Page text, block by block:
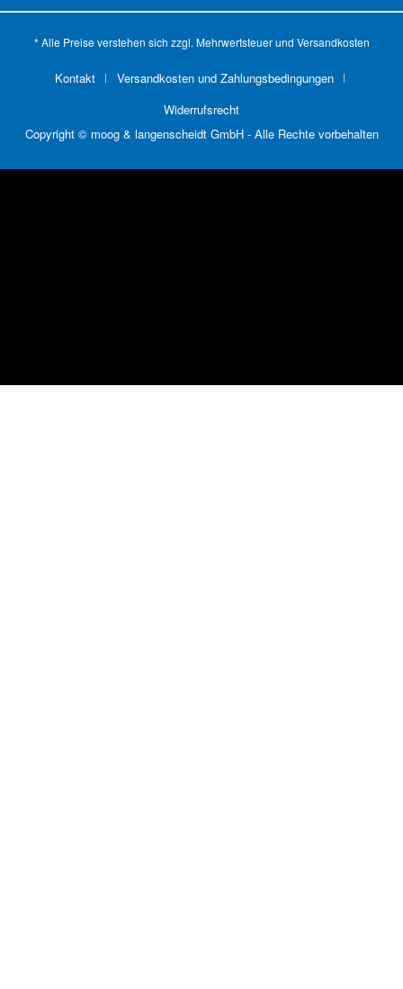
* Alle Preise verstehen sich zzgl. Mehrwertsteuer und Versandkosten
Kontakt
Versandkosten und Zahlungsbedingungen
Widerrufsrecht
Copyright © moog & langenscheidt GmbH - Alle Rechte vorbehalten